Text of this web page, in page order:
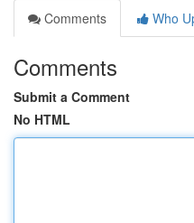
Comments
Who
Comments
Submit a Comment
No HTML